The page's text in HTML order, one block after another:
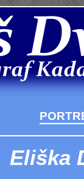
Eliška